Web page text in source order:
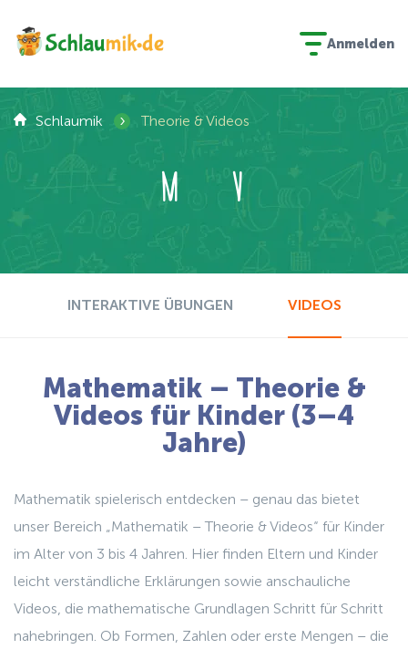
Anmelden
Schlaumik › Theorie & Videos
M V
INTERAKTIVE ÜBUNGEN VIDEOS
Mathematik – Theorie &
Videos für Kinder (3–4
Jahre)
Mathematik spielerisch entdecken – genau das bietet
unser Bereich „Mathematik – Theorie & Videos“ für Kinder
im Alter von 3 bis 4 Jahren. Hier finden Eltern und Kinder
leicht verständliche Erklärungen sowie anschauliche
Videos, die mathematische Grundlagen Schritt für Schritt
nahebringen. Ob Formen, Zahlen oder erste Mengen – die